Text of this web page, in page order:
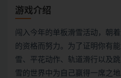
游戏介绍
闯入今年的单板滑雪活动，朝
的资格而努力。为了证明你有
雪、平花动作、轨道滑行以及
雪的世界中为自己赢得一席之地